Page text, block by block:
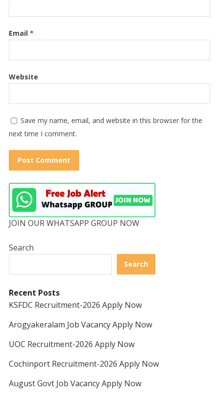
Email *
Website
Save my name, email, and website in this browser for the
next time I comment.
JOIN OUR WHATSAPP GROUP NOW
Search
Search
Recent Posts
KSFDC Recruitment-2026 Apply Now
Arogyakeralam Job Vacancy Apply Now
UOC Recruitment-2026 Apply Now
Cochinport Recruitment-2026 Apply Now
August Govt Job Vacancy Apply Now